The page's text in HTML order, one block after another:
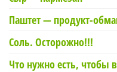
Паштет — продукт-
Соль. Осторожно!!!
Что нужно есть, чтобы